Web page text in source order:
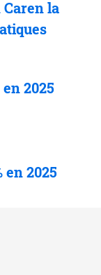
la
2025
en 2025